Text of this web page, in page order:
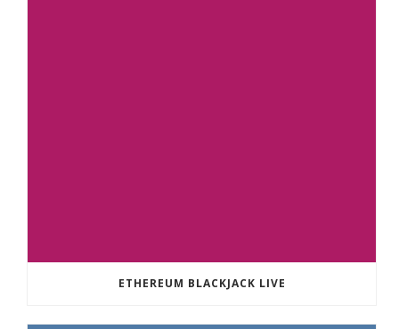
ETHEREUM BLACKJACK LIVE